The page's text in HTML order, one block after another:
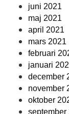
juni 2021
maj 2021
april 2021
mars 2021
februari
januari
december
november
oktober
september